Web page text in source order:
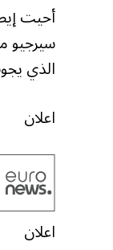
أحيت
سيرجيو
الذي
اعلان
اعلان